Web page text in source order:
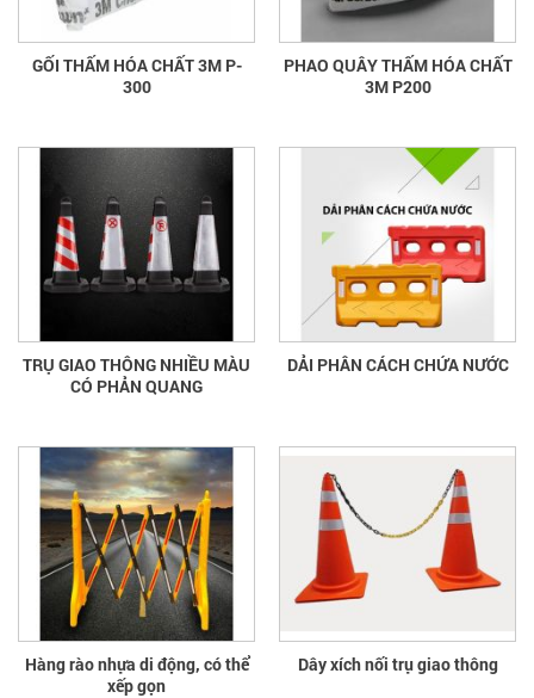
GỐI THẤM HÓA CHẤT 3M P-
300
PHAO QUÂY THẤM HÓA CHẤT
3M P200
TRỤ GIAO THÔNG NHIỀU MÀU
CÓ PHẢN QUANG
DẢI PHÂN CÁCH CHỨA NƯỚC
Hàng rào nhựa di động, có thể
xếp gọn
Dây xích nối trụ giao thông